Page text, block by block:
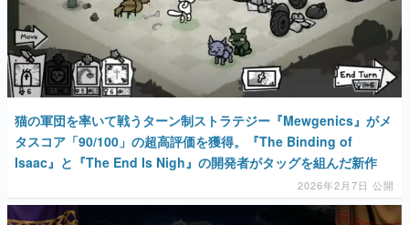
ゲームが変えた日本語
「経験値」「裏技」「ラスボス」… ゲームにまつわる言葉
の起源や用法の変遷を、コンピューター文化史研究家・タ
イニーP氏が徹底調査。
カテゴリ
特集記事
女性向け
猫の軍団を率いて戦うターン制ストラテジー『Mewgenics』がメ
タスコア「90/100」の超高評価を獲得。『The Binding of
Isaac』と『The End Is Nigh』の開発者がタッグを組んだ新作
2026年2月7日 公開